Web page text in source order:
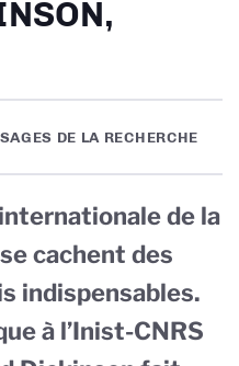
DE LA RECHERCHE
de la
cachent des
indispensables.
à l’Inist-CNRS